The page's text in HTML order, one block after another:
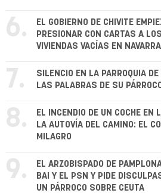
6.
EL GOBIERNO DE CHIVITE
PRESIONAR CON CARTAS A
VIVIENDAS VACÍAS EN NAVARRA
7.
SILENCIO EN LA PARROQUIA
LAS PALABRAS DE SU
8.
EL INCENDIO DE UN COCHE EN
LA AUTOVÍA DEL CAMINO: EL
MILAGRO
9.
EL ARZOBISPADO DE
BAI Y EL PSN Y PIDE
UN PÁRROCO SOBRE CEUTA